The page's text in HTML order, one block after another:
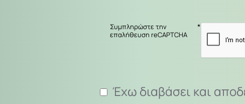
Συμπληρώστε την
επαλήθευση reCAPTCHA
Έχω διαβάσει και